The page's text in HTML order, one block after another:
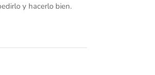
y hacerlo bien.